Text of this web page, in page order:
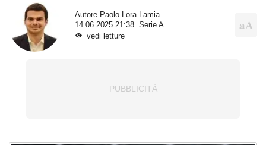
Autore Paolo Lora Lamia
14.06.2025 21:38
Serie A
vedi letture